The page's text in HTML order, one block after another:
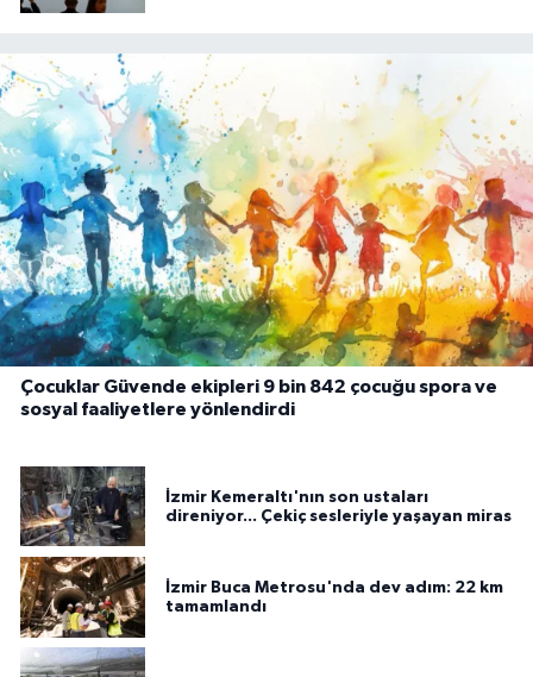
Çocuklar Güvende ekipleri 9 bin 842 çocuğu spora ve
sosyal faaliyetlere yönlendirdi
İzmir Kemeraltı'nın son ustaları
direniyor... Çekiç sesleriyle yaşayan miras
İzmir Buca Metrosu'nda dev adım: 22 km
tamamlandı